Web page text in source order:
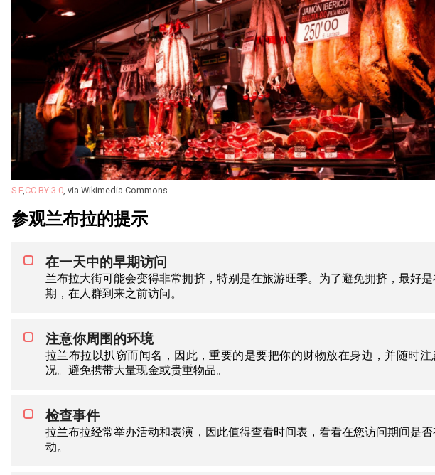
S.F, CC BY 3.0 , via Wikimedia Commons
参观兰布拉的提示
在一天中的早期访问
兰布拉大街可能会变得非常拥挤，特别是在旅游旺季。为了避免拥挤，最好
期，在人群到来之前访问。
注意你周围的环境
拉兰布拉以扒窃而闻名，因此，重要的是要把你的财物放在身边，并随时
况。避免携带大量现金或贵重物品。
检查事件
拉兰布拉经常举办活动和表演，因此值得查看时间表，看看在您访问期间是
动。